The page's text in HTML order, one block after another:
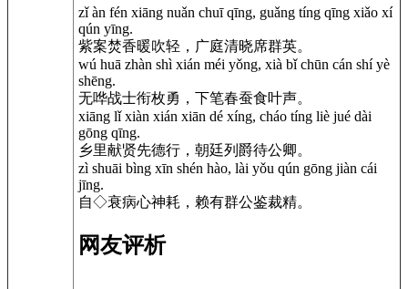
zǐ àn fén xiāng nuǎn chuī qīng, guǎng tíng qīng xiǎo xí
qún yīng.
紫案焚香暖吹轻，广庭清晓席群英。
wú huā zhàn shì xián méi yǒng, xià bǐ chūn cán shí yè
shēng.
无哗战士衔枚勇，下笔春蚕食叶声。
xiāng lǐ xiàn xián xiān dé xíng, cháo tíng liè jué dài
gōng qīng.
乡里献贤先德行，朝廷列爵待公卿。
zì shuāi bìng xīn shén hào, lài yǒu qún gōng jiàn cái
jīng.
自◇衰病心神耗，赖有群公鉴裁精。
网友评析